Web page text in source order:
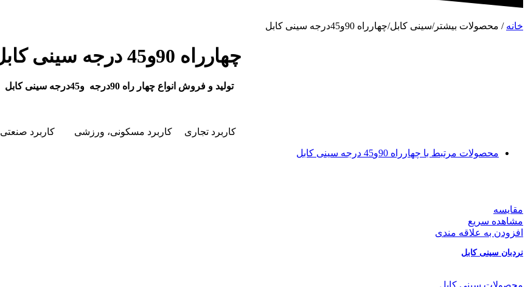
خانه / محصولات بیشتر/سینی کابل/چهارراه 90و45درجه سینی کابل
چهارراه 90و45 درجه سینی کابل
تولید و فروش انواع چهار راه 90درجه و45درجه سینی کابل
کاربرد تجاری کاربرد مسکونی، ورزشی کاربرد صنعتی
محصولات مرتبط با چهارراه 90و45 درجه سینی کابل
مقایسه
مشاهده سریع
افزودن به علاقه مندی
نردبان سینی کابل
محصولات سینی کابل